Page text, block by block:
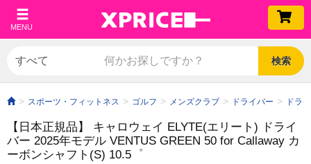
MENU
検索
スポーツ・フィットネス ゴルフ メンズクラブ ドライバー ドラ
【日本正規品】 キャロウェイ ELYTE(エリート) ドライ
バー 2025年モデル VENTUS GREEN 50 for Callaway カ
ーボンシャフト(S) 10.5゜